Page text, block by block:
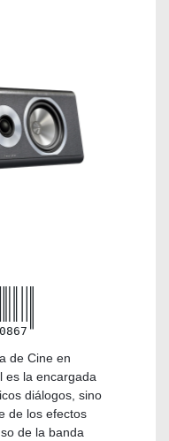
de Cine en
es la encargada
diálogos, sino
de los efectos
de la banda